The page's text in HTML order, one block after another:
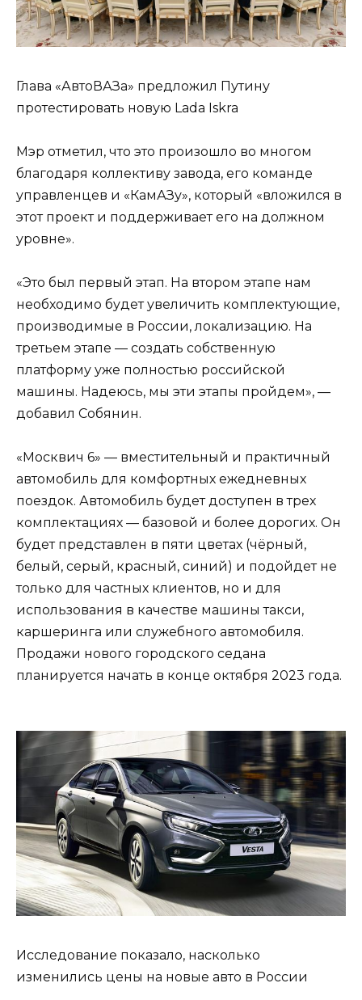
Глава «АвтоВАЗа» предложил Путину
протестировать новую Lada Iskra
Мэр отметил, что это произошло во многом
благодаря коллективу завода, его команде
управленцев и «КамАЗу», который «вложился в
этот проект и поддерживает его на должном
уровне».
«Это был первый этап. На втором этапе нам
необходимо будет увеличить комплектующие,
производимые в России, локализацию. На
третьем этапе — создать собственную
платформу уже полностью российской
машины. Надеюсь, мы эти этапы пройдем», —
добавил Собянин.
«Москвич 6» — вместительный и практичный
автомобиль для комфортных ежедневных
поездок. Автомобиль будет доступен в трех
комплектациях — базовой и более дорогих. Он
будет представлен в пяти цветах (чёрный,
белый, серый, красный, синий) и подойдет не
только для частных клиентов, но и для
использования в качестве машины такси,
каршеринга или служебного автомобиля.
Продажи нового городского седана
планируется начать в конце октября 2023 года.
Исследование показало, насколько
изменились цены на новые авто в России